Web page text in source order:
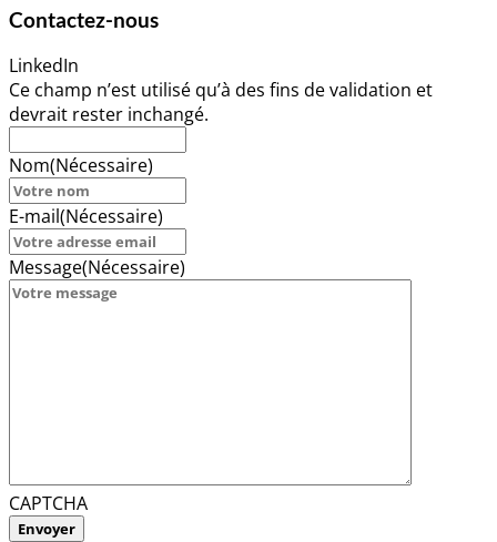
Contactez-nous
LinkedIn
Ce champ n’est utilisé qu’à des fins de validation et
devrait rester inchangé.
Nom(Nécessaire)
E-mail(Nécessaire)
Message(Nécessaire)
CAPTCHA